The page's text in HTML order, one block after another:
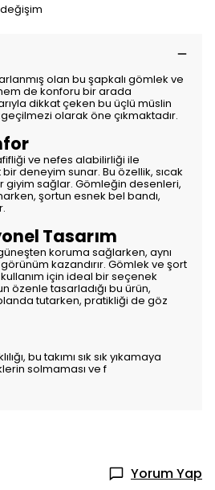
olan bu şapkalı gömlek ve
hem de konforu bir arada
dikkat çeken bu üçlü müslin
olarak öne çıkmaktadır.
ve nefes alabilirliği ile
deneyim sunar. Bu özellik, sıcak
sağlar. Gömleğin desenleri,
şortun esnek bel bandı,
Tasarım
koruma sağlarken, aynı
kazandırır. Gömlek ve şort
için ideal bir seçenek
özenle tasarladığı bu ürün,
planda tutarken, pratikliği de göz
bu takımı sık sık yıkamaya
solmaması ve f
Yorum Yap